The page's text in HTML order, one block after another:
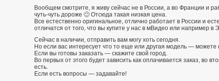
Вообщем смотрите, я живу сейчас не в России, а во Франции и
чуть-чуть дороже 🙂 Отсюда такая низкая цена.
Все естественно оригинальное, отлично работает в России и
отличатся от того, что вы купите у нас в мВидео или например в
Сейчас в наличии, отправить вам могу хоть сегодня.
Но если вас интересует что то еще или другая модель —
Если вы готовы заказать — скажите свой город.
Во первых от этого будет зависить как оплачивается заказ, во
есть.
Если есть вопросы — задавайте!